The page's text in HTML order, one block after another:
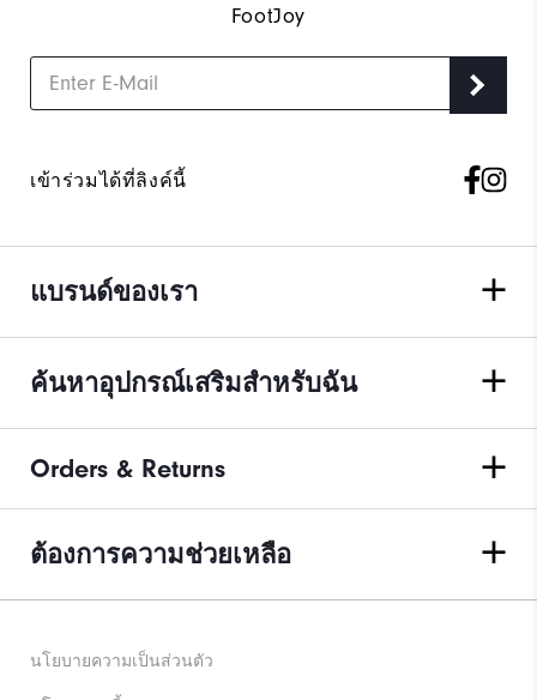
FootJoy
เข้าร่วมได้ที่ลิงค์นี้
แบรนด์ของเรา
ค้นหาอุปกรณ์เสริมสำหรับฉัน
Orders & Returns
ต้องการความช่วยเหลือ
นโยบายความเป็นส่วนตัว